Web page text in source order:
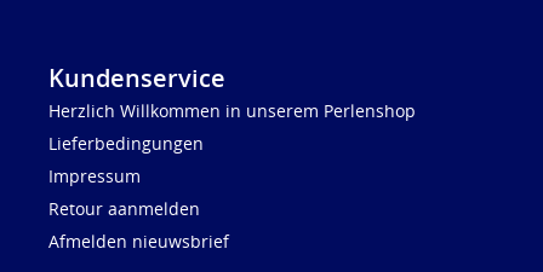
Kundenservice
Herzlich Willkommen in unserem Perlenshop
Lieferbedingungen
Impressum
Retour aanmelden
Afmelden nieuwsbrief